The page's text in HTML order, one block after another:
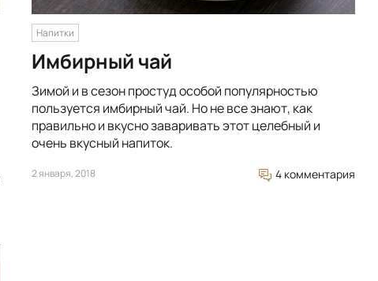
Напитки
Имбирный чай
Зимой и в сезон простуд особой популярностью
пользуется имбирный чай. Но не все знают, как
правильно и вкусно заваривать этот целебный и
очень вкусный напиток.
2 января, 2018 4 комментария